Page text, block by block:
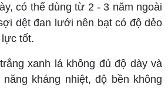
có thể dùng từ 2 - 3 năm ngoài
dệt đan lưới nên bạt có độ dẻo
tốt.
xanh lá không đủ độ dày và
kháng nhiệt, độ bền không